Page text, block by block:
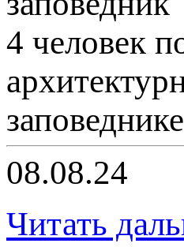
4 человек
08.08.24
Читать